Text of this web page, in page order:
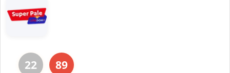
22 89